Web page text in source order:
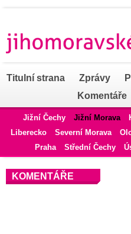
Titulní strana Zprávy
Komentáře
Jižní Čechy Jižní Morava
Liberecko
Severní Morava
Praha
Střední Čechy
KOMENTÁŘE